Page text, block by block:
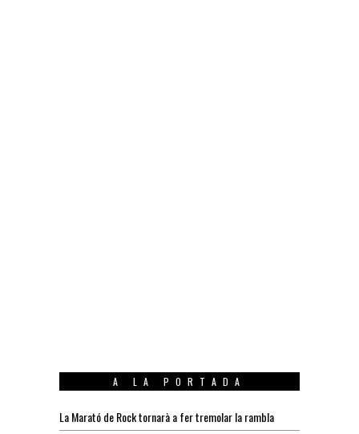
A LA PORTADA
La Marató de Rock tornarà a fer tremolar la rambla